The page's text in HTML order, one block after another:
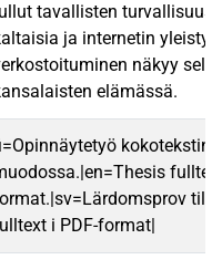
tavallisten
ja internetin
näkyy
elämässä.
kokotekstinä
i PDF-format|